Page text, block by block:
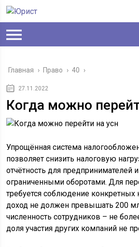
Главная › Право › 40 ›
27.11.2022
Когда можно
Упрощённая система
позволяет снизить налоговую
отчётность для предпринимателей
ограниченными оборотами. Для
требуется соблюдение конкретных
доход не должен превышать 200
численность сотрудников – не
доля участия других компаний не